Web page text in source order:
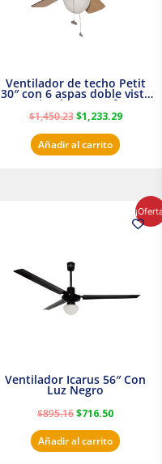
Ventilador de techo Petit
30″ con 6 aspas doble vista
Satinado Masterfan
$1,450.23 $1,233.29
Añadir al carrito
Ventilador Icarus 56″ Con
Luz Negro
$895.16$716.50
precio
actual
Añadir al carrito